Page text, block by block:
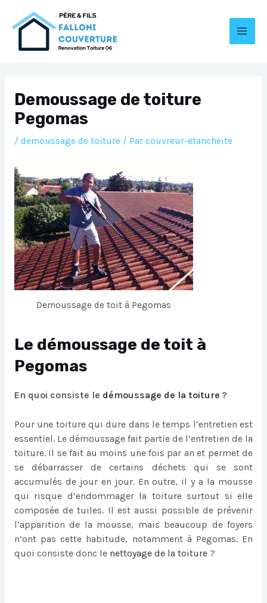
Demoussage de toiture
Pegomas
/ demoussage de toiture/ Par couvreur-etancheite
Demoussage de toit à Pegomas
Le démoussage de toit à
Pegomas
En quoi consiste le démoussage de la toiture ?
Pour une toiture qui dure dans le temps l’entretien est
essentiel. Le démoussage fait partie de l’entretien de la
toiture. Il se fait au moins une fois par an et permet de
se débarrasser de certains déchets qui se sont
accumulés de jour en jour. En outre, il y a la mousse
qui risque d’endommager la toiture surtout si elle
composée de tuiles. Il est aussi possible de prévenir
l’apparition de la mousse, mais beaucoup de foyers
n’ont pas cette habitude, notamment à Pegomas. En
quoi consiste donc le nettoyage de la toiture ?